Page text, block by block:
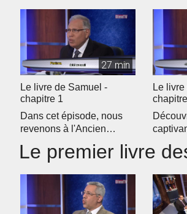
27 min
Le livre de Samuel -
chapitre 1
Dans cet épisode, nous
revenons à l'Ancien
notre étud...
Le
Le premier livre